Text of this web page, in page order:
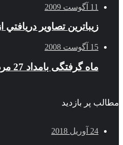
11 آگوست 2009
زيباترين تصاوير
15 آگوست 2008
ماه گرفتگی بامداد 27 مردادماه 1387
مطالب پر بازدید
24 آوریل 2018